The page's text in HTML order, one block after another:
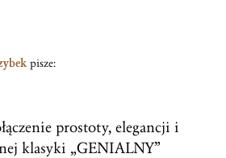
pisze:
prostoty, elegancji i
klasyki „GENIALNY”